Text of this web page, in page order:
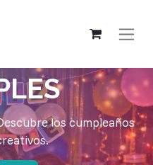
los cumpleaños